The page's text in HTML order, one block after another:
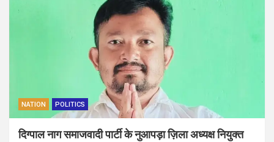
NATION POLITICS
दिग्पाल नाग समाजवादी पार्टी के नुआपड़ा ज़िला अध्यक्ष नियुक्त